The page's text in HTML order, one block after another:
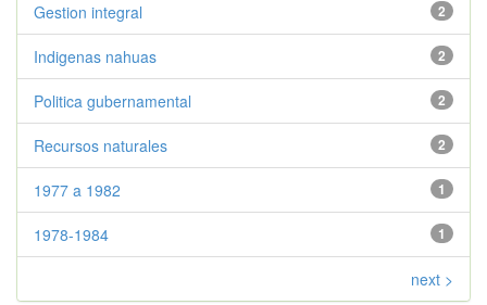
2
Gestion integral
2
Indigenas nahuas
2
Politica gubernamental
2
Recursos naturales
1
1977 a 1982
1
1978-1984
next >